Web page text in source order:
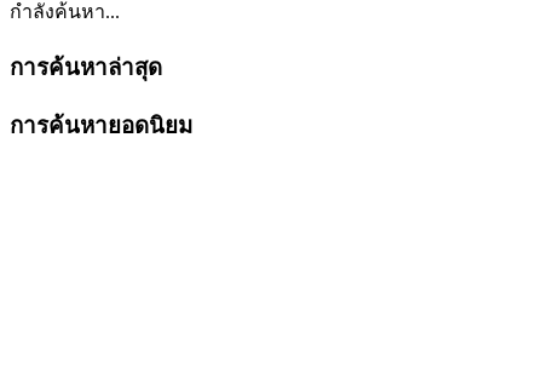
กำลังค้นหา...
การค้นหาล่าสุด
การค้นหายอดนิยม